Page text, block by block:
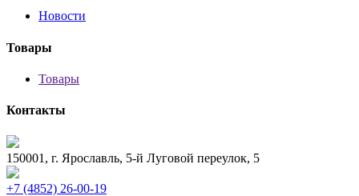
Новости
Товары
Товары
Контакты
150001, г. Ярославль, 5-й Луговой переулок, 5
+7 (4852) 26-00-19